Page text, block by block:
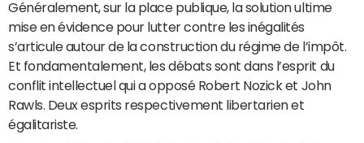
Généralement, sur la place publique, la solution ultime
mise en évidence pour lutter contre les inégalités
s’articule autour de la construction du régime de l’impôt.
Et fondamentalement, les débats sont dans l’esprit du
conflit intellectuel qui a opposé Robert Nozick et John
Rawls. Deux esprits respectivement libertarien et
égalitariste.